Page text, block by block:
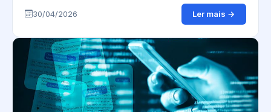
30/04/2026 Ler mais →